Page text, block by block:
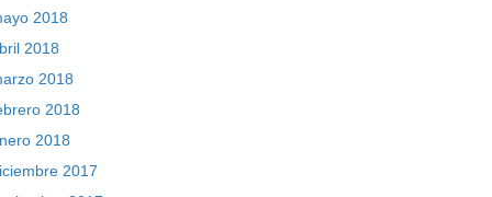
2018
2018
2018
2018
2018
2017